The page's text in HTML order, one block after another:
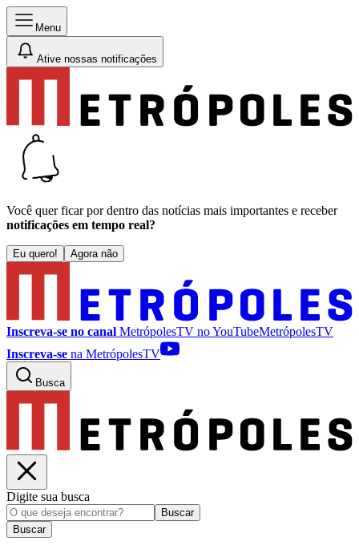
Menu
Ative nossas notificações
Você quer ficar por dentro das notícias mais importantes e receber
notificações em tempo real?
Eu quero! Agora não
Inscreva-se no canal MetrópolesTV noYouTubeMetrópolesTV
Inscreva-se na MetrópolesTV
Busca
Digite sua busca
Buscar
Buscar